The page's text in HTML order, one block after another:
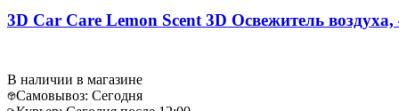
3D Car Care Lemon Scent 3D Освежитель
В наличии в магазине
Самовывоз: Сегодня